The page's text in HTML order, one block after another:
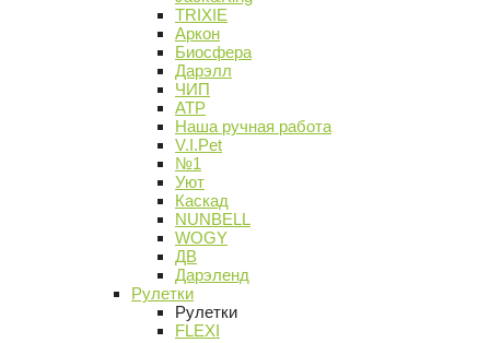
TRIXIE
Аркон
Биосфера
Дарэлл
ЧИП
АТР
Наша ручная работа
V.I.Pet
№1
Уют
Каскад
NUNBELL
WOGY
ДВ
Дарэленд
Рулетки
Рулетки
FLEXI